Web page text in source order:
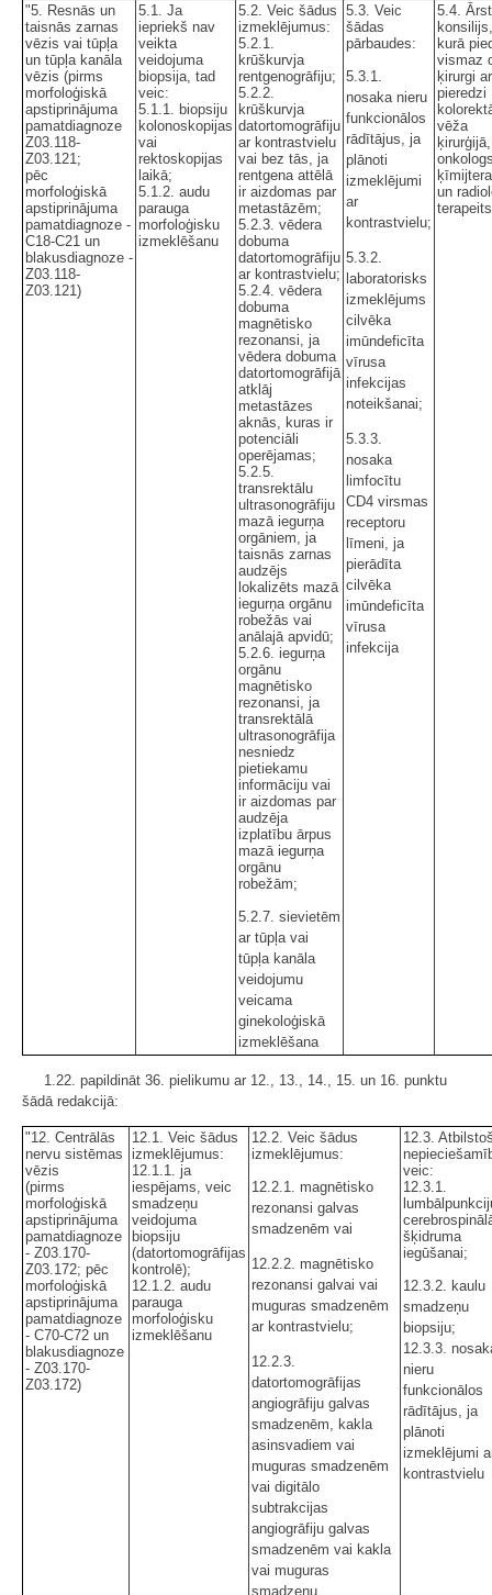
"5. Resnās un
taisnās zarnas
vēzis vai tūpļa
un tūpļa kanāla
vēzis (pirms
morfoloģiskā
apstiprinājuma
pamatdiagnoze
Z03.118-
Z03.121;
pēc
morfoloģiskā
apstiprinājuma
pamatdiagnoze -
C18-C21 un
blakusdiagnoze -
Z03.118-
Z03.121)
5.1. Ja
iepriekš nav
veikta
veidojuma
biopsija, tad
veic:
5.1.1. biopsiju
kolonoskopijas
vai
rektoskopijas
laikā;
5.1.2. audu
parauga
morfoloģisku
izmeklēšanu
5.2. Veic šādus
izmeklējumus:
5.2.1.
krūškurvja
rentgenogrāfiju;
5.2.2.
krūškurvja
datortomogrāfiju
ar kontrastvielu
vai bez tās, ja
rentgena attēlā
ir aizdomas par
metastāzēm;
5.2.3. vēdera
dobuma
datortomogrāfiju
ar kontrastvielu;
5.2.4. vēdera
dobuma
magnētisko
rezonansi, ja
vēdera dobuma
datortomogrāfijā
atklāj
metastāzes
aknās, kuras ir
potenciāli
operējamas;
5.2.5.
transrektālu
ultrasonogrāfiju
mazā iegurņa
orgāniem, ja
taisnās zarnas
audzējs
lokalizēts mazā
iegurņa orgānu
robežās vai
anālajā apvidū;
5.2.6. iegurņa
orgānu
magnētisko
rezonansi, ja
transrektālā
ultrasonogrāfija
nesniedz
pietiekamu
informāciju vai
ir aizdomas par
audzēja
izplatību ārpus
mazā iegurņa
orgānu
robežām;
5.2.7. sievietēm
ar tūpļa vai
tūpļa kanāla
veidojumu
veicama
ginekoloģiskā
izmeklēšana
5.3. Veic
šādas
pārbaudes:
5.3.1.
nosaka nieru
funkcionālos
rādītājus, ja
plānoti
izmeklējumi
ar
kontrastvielu;
5.3.2.
laboratorisks
izmeklējums
cilvēka
imūndeficīta
vīrusa
infekcijas
noteikšanai;
5.3.3.
nosaka
limfocītu
CD4 virsmas
receptoru
līmeni, ja
pierādīta
cilvēka
imūndeficīta
vīrusa
infekcija
5.4.
konsilijs,
kurā
vismaz
ķirurgi ar
pieredzi
vēža
ķirurģijā,
un
1.22. papildināt 36. pielikumu ar 12., 13., 14., 15. un 16. punktu
šādā redakcijā:
"12. Centrālās
nervu sistēmas
vēzis
(pirms
morfoloģiskā
apstiprinājuma
pamatdiagnoze
- Z03.170-
Z03.172; pēc
morfoloģiskā
apstiprinājuma
pamatdiagnoze
- C70-C72 un
blakusdiagnoze
- Z03.170-
Z03.172)
12.1. Veic šādus
izmeklējumus:
12.1.1. ja
iespējams, veic
smadzeņu
veidojuma
biopsiju
(datortomogrāfijas
kontrolē);
12.1.2. audu
parauga
morfoloģisku
izmeklēšanu
12.2. Veic šādus
izmeklējumus:
12.2.1. magnētisko
rezonansi galvas
smadzenēm vai
12.2.2. magnētisko
rezonansi galvai vai
muguras smadzenēm
ar kontrastvielu;
12.2.3.
datortomogrāfijas
angiogrāfiju galvas
smadzenēm, kakla
asinsvadiem vai
muguras smadzenēm
vai digitālo
subtrakcijas
angiogrāfiju galvas
smadzenēm vai kakla
vai muguras
smadzeņu
12.3.
veic:
12.3.1.
šķidruma
iegūšanai;
12.3.2. kaulu
smadzeņu
biopsiju;
12.3.3.
nieru
funkcionālos
rādītājus, ja
plānoti
izmeklējumi
kontrastvielu